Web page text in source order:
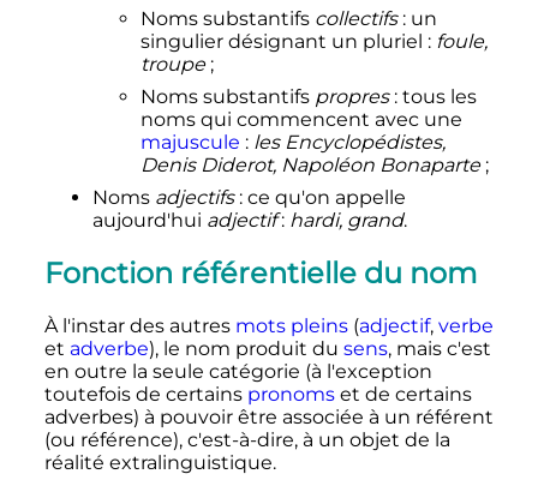
Noms substantifs collectifs : un
singulier désignant un pluriel : foule,
troupe ;
Noms substantifs propres : tous les
noms qui commencent avec une
majuscule : les Encyclopédistes,
Denis Diderot, Napoléon Bonaparte ;
Noms adjectifs : ce qu'on appelle
aujourd'hui adjectif : hardi, grand.
Fonction référentielle du nom
À l'instar des autres mots pleins(adjectif, verbe
et adverbe), le nom produit du sens, mais c'est
en outre la seule catégorie (à l'exception
toutefois de certains pronomset de certains
adverbes) à pouvoir être associée à un référent
(ou référence), c'est-à-dire, à un objet de la
réalité extralinguistique.